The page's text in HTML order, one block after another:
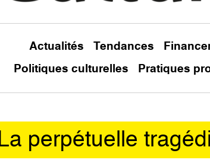
Actualités Tendances
Politiques culturelles
Pratiques
La perpétuelle